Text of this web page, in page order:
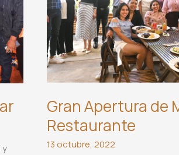
y
Gran Apertura de
Restaurante
13 octubre, 2022